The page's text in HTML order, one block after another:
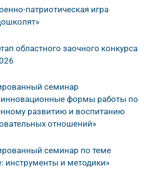
патриотическая игра
областного заочного конкурса
семинар
формы работы по
развитию и воспитанию
отношений»
семинар по теме
инструменты и методики»